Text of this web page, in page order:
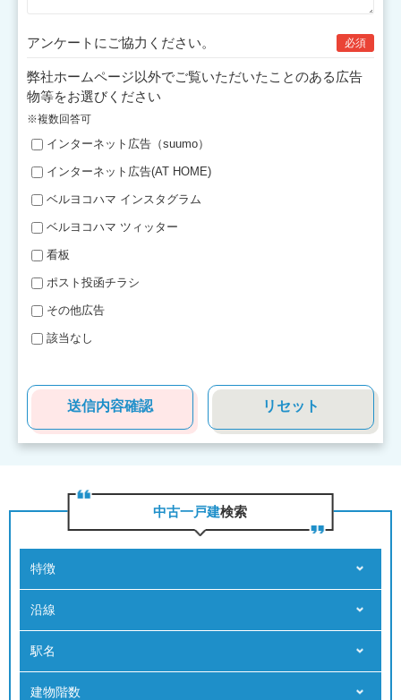
アンケートにご協力 ください。 必須
弊社ホームページ以外でご覧いただいたことのある広告
物等をお選びください
※複数回答可
インターネット広告（suumo）
インターネット広告(AT HOME)
ベルヨコハマ インスタグラム
ベルヨコハマ ツィッター
看板
ポスト投函チラシ
その他広告
該当なし
中古一戸建検索
特徴
沿線
駅名
建物階数